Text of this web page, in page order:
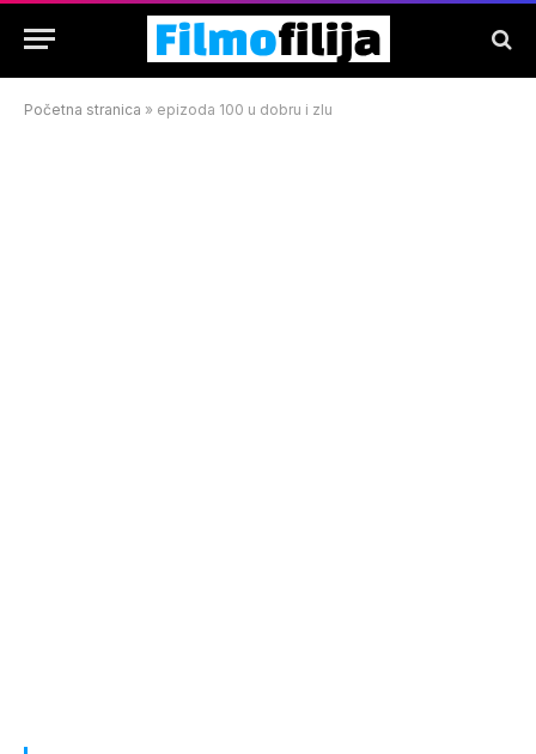
Početna stranica » epizoda 100 u dobru i zlu